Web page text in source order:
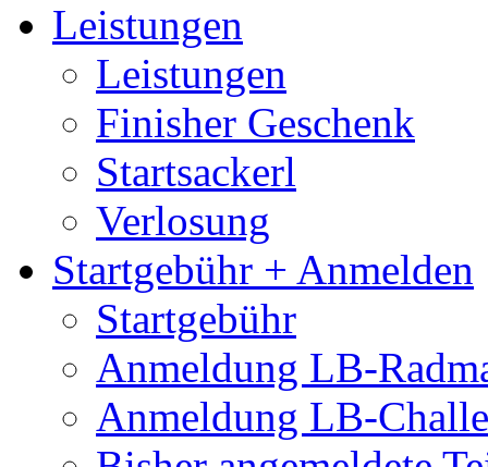
Leistungen
Leistungen
Finisher Geschenk
Startsackerl
Verlosung
Startgebühr + Anmelden
Startgebühr
Anmeldung LB-
Anmeldung LB-